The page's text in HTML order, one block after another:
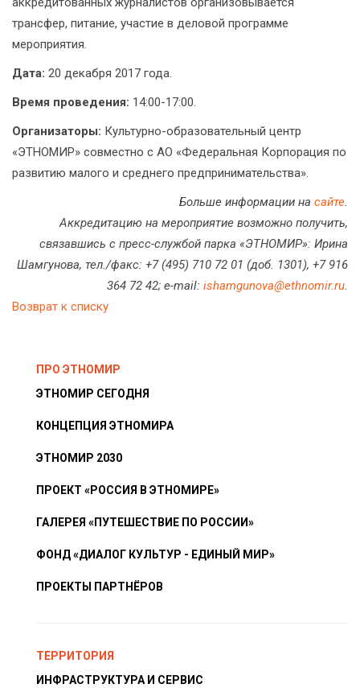
трансфер, питание, участие в деловой программе
мероприятия.
Дата: 20 декабря 2017 года.
Время проведения: 14:00-17:00.
Организаторы: Культурно-образовательный центр
«ЭТНОМИР» совместно с АО «Федеральная Корпорация по
развитию малого и среднего предпринимательства».
Больше информации на сайте.
Аккредитацию на мероприятие возможно получить,
связавшись с пресс-службой парка «ЭТНОМИР»: Ирина
Шамгунова, тел./факс: +7 (495) 710 72 01 (доб. 1301), +7 916
364 72 42; e-mail: ishamgunova@ethnomir.ru.
Возврат к списку
ПРО ЭТНОМИР
ЭТНОМИР СЕГОДНЯ
КОНЦЕПЦИЯ ЭТНОМИРА
ЭТНОМИР 2030
ПРОЕКТ «РОССИЯ В ЭТНОМИРЕ»
ГАЛЕРЕЯ «ПУТЕШЕСТВИЕ ПО РОССИИ»
ФОНД «ДИАЛОГ КУЛЬТУР - ЕДИНЫЙ МИР»
ПРОЕКТЫ ПАРТНЁРОВ
ТЕРРИТОРИЯ
ИНФРАСТРУКТУРА И СЕРВИС